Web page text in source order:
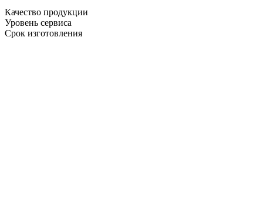
Качество продукции
Уровень сервиса
Срок изготовления